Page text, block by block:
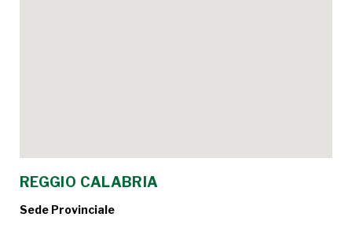
REGGIO CALABRIA
Sede Provinciale